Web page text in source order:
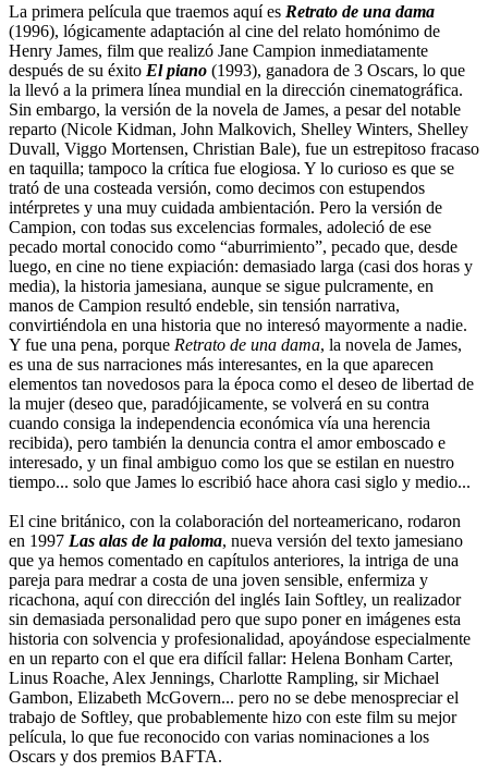
La primera película que traemos aquí es Retrato de una dama
(1996), lógicamente adaptación al cine del relato homónimo de
Henry James, film que realizó Jane Campion inmediatamente
después de su éxito El piano (1993), ganadora de 3 Oscars, lo que
la llevó a la primera línea mundial en la dirección cinematográfica.
Sin embargo, la versión de la novela de James, a pesar del notable
reparto (Nicole Kidman, John Malkovich, Shelley Winters, Shelley
Duvall, Viggo Mortensen, Christian Bale), fue un estrepitoso fracaso
en taquilla; tampoco la crítica fue elogiosa. Y lo curioso es que se
trató de una costeada versión, como decimos con estupendos
intérpretes y una muy cuidada ambientación. Pero la versión de
Campion, con todas sus excelencias formales, adoleció de ese
pecado mortal conocido como “aburrimiento”, pecado que, desde
luego, en cine no tiene expiación: demasiado larga (casi dos horas y
media), la historia jamesiana, aunque se sigue pulcramente, en
manos de Campion resultó endeble, sin tensión narrativa,
convirtiéndola en una historia que no interesó mayormente a nadie.
Y fue una pena, porque Retrato de una dama, la novela de James,
es una de sus narraciones más interesantes, en la que aparecen
elementos tan novedosos para la época como el deseo de libertad de
la mujer (deseo que, paradójicamente, se volverá en su contra
cuando consiga la independencia económica vía una herencia
recibida), pero también la denuncia contra el amor emboscado e
interesado, y un final ambiguo como los que se estilan en nuestro
tiempo... solo que James lo escribió hace ahora casi siglo y medio...
El cine británico, con la colaboración del norteamericano, rodaron
en 1997 Las alas de la paloma, nueva versión del texto jamesiano
que ya hemos comentado en capítulos anteriores, la intriga de una
pareja para medrar a costa de una joven sensible, enfermiza y
ricachona, aquí con dirección del inglés Iain Softley, un realizador
sin demasiada personalidad pero que supo poner en imágenes esta
historia con solvencia y profesionalidad, apoyándose especialmente
en un reparto con el que era difícil fallar: Helena Bonham Carter,
Linus Roache, Alex Jennings, Charlotte Rampling, sir Michael
Gambon, Elizabeth McGovern... pero no se debe menospreciar el
trabajo de Softley, que probablemente hizo con este film su mejor
película, lo que fue reconocido con varias nominaciones a los
Oscars y dos premios BAFTA.